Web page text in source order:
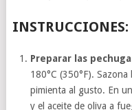
INSTRUCCIONES:
Preparar las
180°C (350°F).
pimienta al gusto. En
y el aceite de oliva a